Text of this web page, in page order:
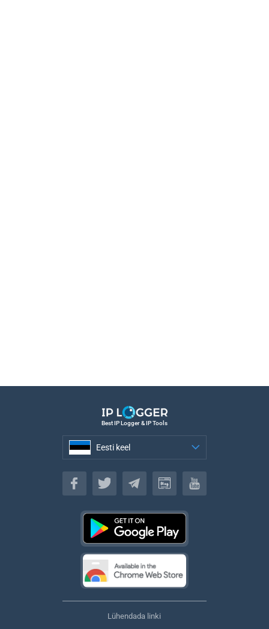
Best IP Logger & IP Tools
Eesti keel
Eesti keel
Lühendada linki